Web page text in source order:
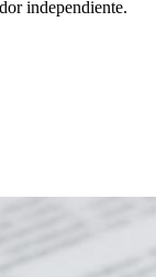
independiente.